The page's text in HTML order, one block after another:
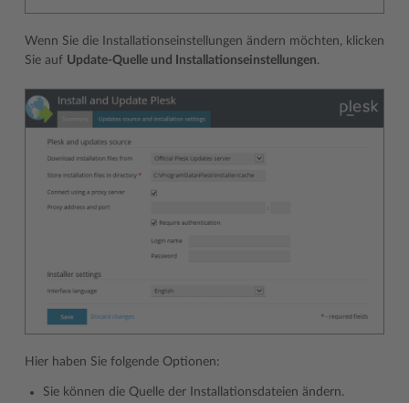
Wenn Sie die Installationseinstellungen ändern möchten, klicken
Sie auf Update-Quelle und Installationseinstellungen.
Hier haben Sie folgende Optionen:
Sie können die Quelle der Installationsdateien ändern.